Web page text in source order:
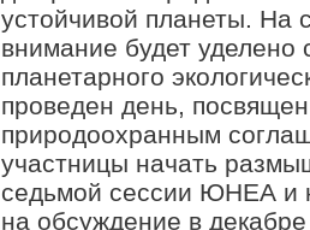
устойчивой планеты.
внимание будет уделено
планетарного
проведен день,
природоохранным
участницы начать
седьмой сессии ЮНЕА и
на обсуждение в